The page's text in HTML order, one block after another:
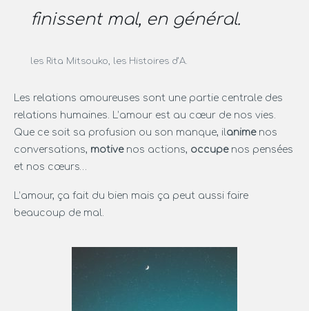
finissent mal, en général.
les Rita Mitsouko, les Histoires d’A.
Les relations amoureuses sont une partie centrale des
relations humaines. L’amour est au cœur de nos vies.
Que ce soit sa profusion ou son manque, il anime nos
conversations, motive nos actions, occupe nos pensées
et nos cœurs…
L’amour, ça fait du bien mais ça peut aussi faire
beaucoup de mal.